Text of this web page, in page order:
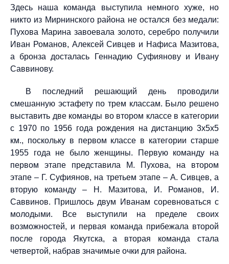
Здесь наша команда выступила немного хуже, но
никто из Мирнинского района не остался без медали:
Пухова Марина завоевала золото, серебро получили
Иван Романов, Алексей Сивцев и Нафиса Мазитова,
а бронза досталась Геннадию Суфиянову и Ивану
Саввинову.
В последний решающий день проводили
смешанную эстафету по трем классам. Было решено
выставить две команды во втором классе в категории
с 1970 по 1956 года рождения на дистанцию 3х5х5
км., поскольку в первом классе в категории старше
1955 года не было женщины. Первую команду на
первом этапе представила М. Пухова, на втором
этапе – Г. Суфиянов, на третьем этапе – А. Сивцев, а
вторую команду – Н. Мазитова, И. Романов, И.
Саввинов. Пришлось двум Иванам соревноваться с
молодыми. Все выступили на пределе своих
возможностей, и первая команда прибежала второй
после города Якутска, а вторая команда стала
четвертой, набрав значимые очки для района.